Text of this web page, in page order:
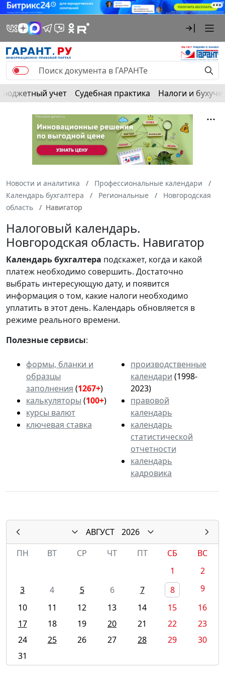
Бюджетный учет Судебная практика Налоги и
Новости и аналитика
Профессиональные календари
Календарь бухгалтера
Региональные
Новгородская
область
Навигатор
Налоговый календарь.
Новгородская область. Навигатор
Календарьбухгалтера подскажет, когда и какой
платеж необходимо совершить. Достаточно
выбрать интересующую дату, и появится
информация о том, какие налоги необходимо
уплатить в этот день. Календарь обновляется в
режиме реального времени.
Полезные сервисы:
формы, бланки и
образцы
заполнения (1267+)
калькуляторы (100+)
курсы валют
ключевая ставка
производственные
календари (1998-
2023)
правовой
календарь
календарь
статистической
отчетности
календарь
кадровика
АВГУСТ
2026
ПН
ВТ СР ЧТ ПТ СБ
ВС
1
2
3
4 5 6 7 8
9
10
11 12 13 14 15
16
17
18 19 20 21 22
23
24
25 26 27 28 29
30
31